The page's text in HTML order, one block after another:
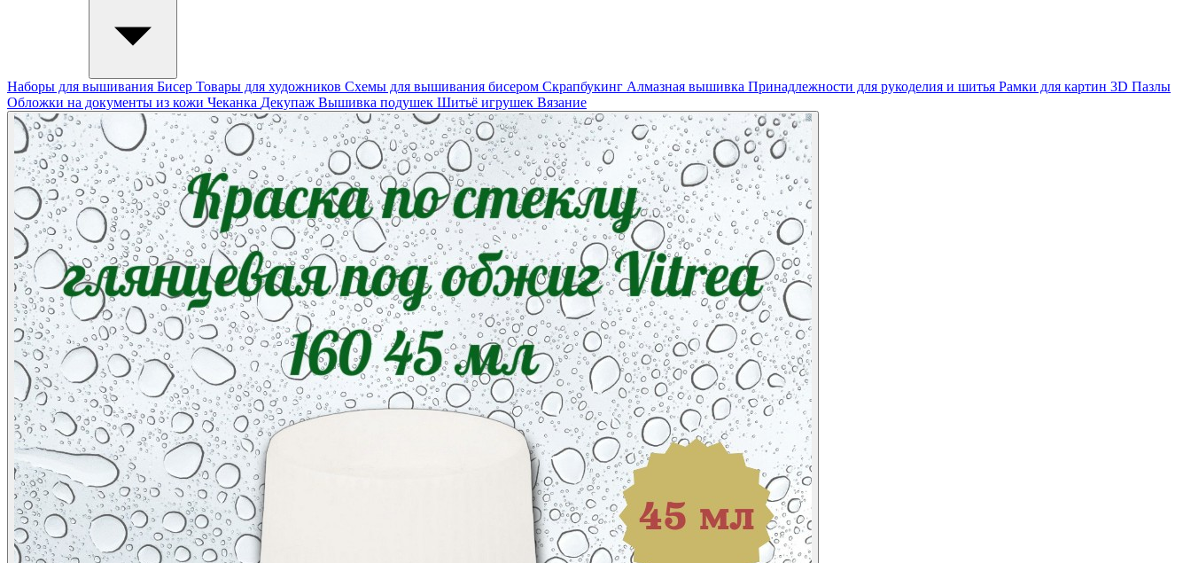
Наборы для вышивания Бисер Товары для художников Схемы для вышивания бисером Скрапбукинг Алмазная вышивка Принадлежности для рукоделия и шитья Рамки для картин 3D Пазлы
Обложки на документы из кожи Чеканка Декупаж Вышивка подушек Шитьё игрушек Вязание